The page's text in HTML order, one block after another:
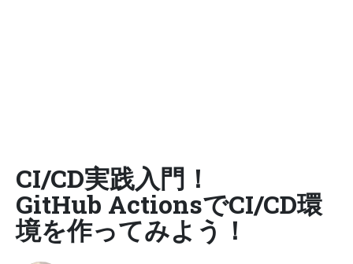
CI/CD実践入門！
GitHub ActionsでCI/CD環
境を作ってみよう！